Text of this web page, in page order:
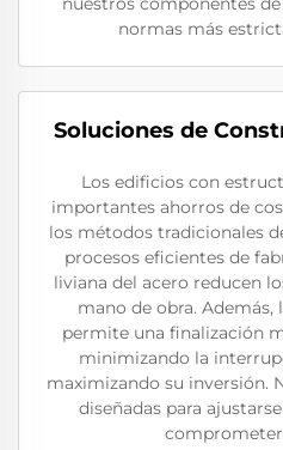
normas más
Soluciones de
Los edificios con
importantes ahorros de
los métodos tradicionales
procesos eficientes de
liviana del acero reducen
mano de obra.
permite una finalización
minimizando la
maximizando su inversión.
diseñadas para
comprometer